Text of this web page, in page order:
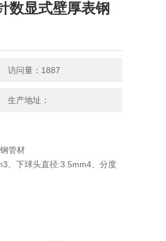
数显式壁厚表钢
访问量：1887
生产地址：
管材
、下球头直径:3.5mm4、分度